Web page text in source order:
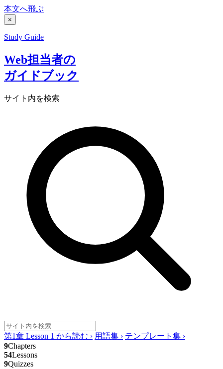
本文へ飛ぶ
×
Study Guide
Web担当者の
ガイドブック
サイト内を検索
第1章 Lesson 1 から読む › 用語集 › テンプレート集 ›
9Chapters
54Lessons
9Quizzes